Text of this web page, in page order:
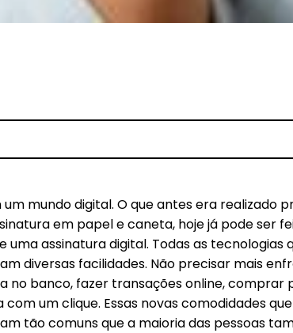
mundo digital. O que antes era realizado
em papel e caneta, hoje já pode ser
uma assinatura digital. Todas as tecnologias
diversas facilidades. Não precisar mais
no banco, fazer transações online, comprar
um clique. Essas novas comodidades
tão comuns que a maioria das pessoas